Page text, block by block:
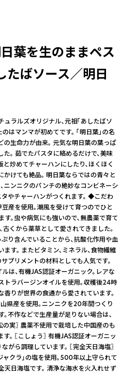
日葉を生のままペス
たばソース／明日
ュラルズオリジナル、元祖「あしたばソ
はマンマが初めてです。 「明日葉」の名
生命力が由来。 元気な明日葉の葉っぱ
。 茹でたパスタに絡めるだけで、美味
炒めてチャーハンにしたり、ほくほく
けても絶品。 明日葉ならではの青々と
ニンニクのパンチの絶妙なコンビネーシ
やチャーハンがつくれます。 ◆こだわ
産を使用。潮風を受けて育つのでひと
。虫や病気にも強いので、無農薬で育て
くから薬草として愛されてきました。
り含んでいることから、抗酸化作用や血
す。 またビタミン、ミネラル、食物繊維
プリメントの材料としても人気です。
は、有機JAS認証オーガニック。レアな
トラバージンオイルを使用。収穫後24時
りが世界の食通から愛されています。
県産を使用。ニンニクを20年間つくり
不作などで生産量が足りない場合は、
実〗 農薬不使用で栽培した中国産のも
。 〖こしょう〗 有機JAS認証オーガニッ
がら調理しています。 〖完全天日海塩〗
クラ」の塩を使用。500年以上守られて
日海塩です。 清浄な海水を火入れせず